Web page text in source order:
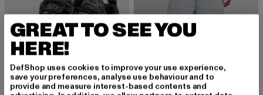
GREAT TO SEE YOU
HERE!
DefShop uses cookies to improve your use experience,
save your preferences, analyse use behaviour and to
provide and measure interest-based contents and